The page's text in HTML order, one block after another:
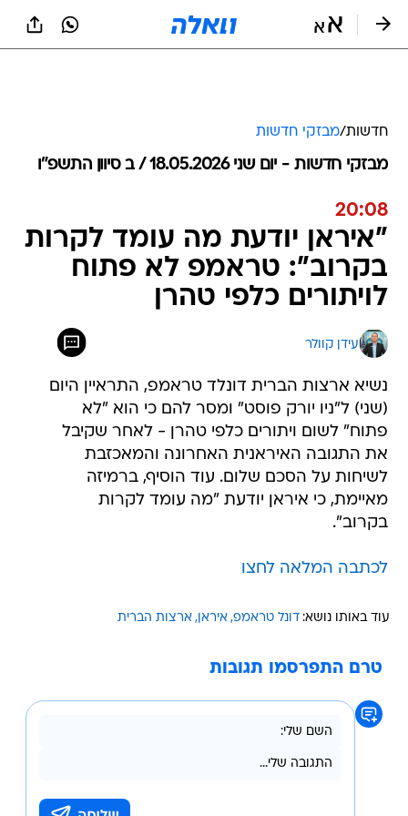
חדשות/מבזקי חדשות
מבזקי חדשות - יום שני 18.05.2026 / ב סיוון התשפ"ו
20:08
"איראן יודעת מה עומד לקרות
בקרוב": טראמפ לא פתוח
לויתורים כלפי טהרן
עידן קוולר
נשיא ארצות הברית דונלד טראמפ, התראיין היום
(שני) ל"ניו יורק פוסט" ומסר להם כי הוא "לא
פתוח" לשום ויתורים כלפי טהרן - לאחר שקיבל
את התגובה האיראנית האחרונה והמאכזבת
לשיחות על הסכם שלום. עוד הוסיף, ברמיזה
מאיימת, כי איראן יודעת "מה עומד לקרות
בקרוב".
לכתבה המלאה לחצו
עוד באותו נושא: דונל טראמפ איראן ארצות הברית
טרם התפרסמו תגובות